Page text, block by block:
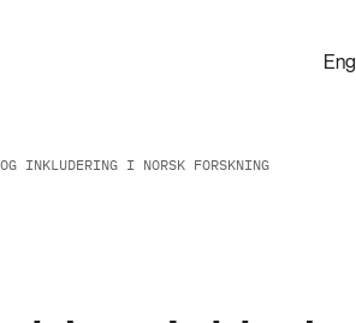
INKLUDERING I NORSK FORSKNING